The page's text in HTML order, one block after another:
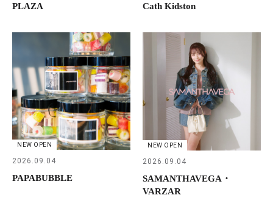
PLAZA Cath Kidston
NEW OPEN
2026.09.04
PAPABUBBLE
NEW OPEN
2026.09.04
SAMANTHAVEGA・
VARZAR